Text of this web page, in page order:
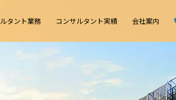
タント業務 コンサルタント実績 会社案内